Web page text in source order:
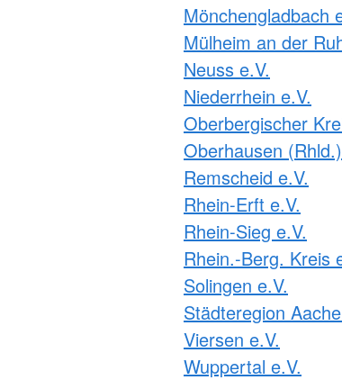
Mönchengladbach
Mülheim an der
Neuss e.V.
Niederrhein e.V.
Oberbergischer
Oberhausen
Remscheid e.V.
Rhein-Erft e.V.
Rhein-Sieg e.V.
Rhein.-Berg. Kreis
Solingen e.V.
Städteregion
Viersen e.V.
Wuppertal e.V.